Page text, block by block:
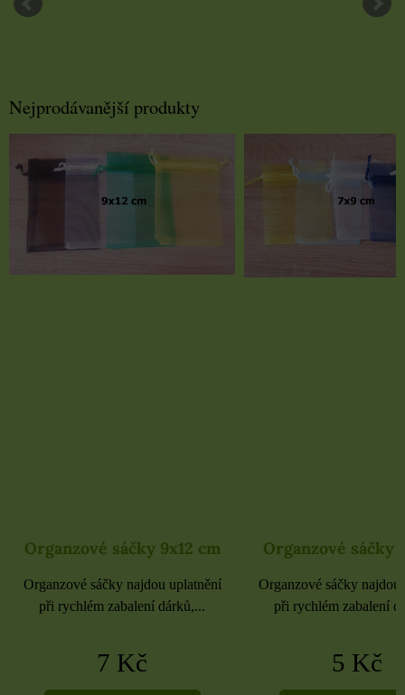
Nejprodávanější produkty
Organzové sáčky 9x12 cm
Organzové sáčky najdou uplatnění
při rychlém zabalení dárků,...
7 Kč
Organzové sáčky
Organzové sáčky najdou
při rychlém zabalení
5 Kč